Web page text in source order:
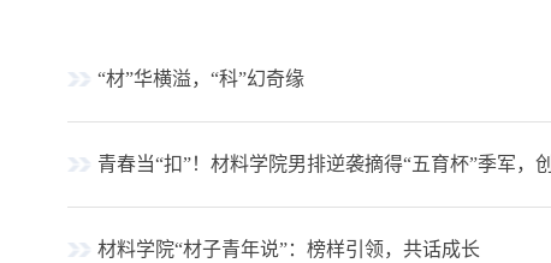
“材”华横溢，“科”幻奇缘
青春当“扣”！材料学院男排逆袭摘得“五育杯”季军，
材料学院“材子青年说”：榜样引领，共话成长